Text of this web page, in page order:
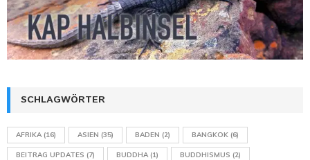
SCHLAGWÖRTER
AFRIKA(16) ASIEN (35) BADEN (2) BANGKOK (6)
BEITRAG UPDATES (7) BUDDHA(1) BUDDHISMUS (2)